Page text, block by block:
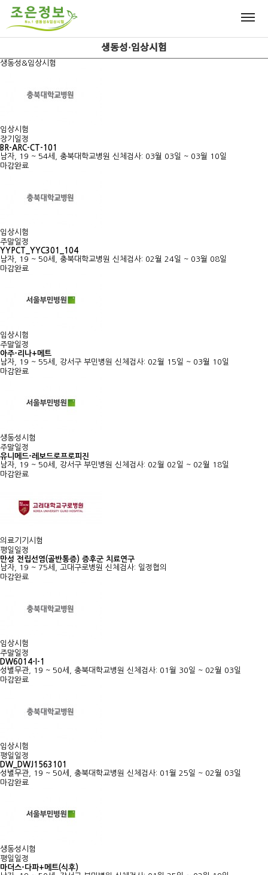
생동성·임상시험
생동성&임상시험
임상시험
장기일정
BR-ARC-CT-101
남자, 19 ~ 54세, 충북대학교병원 신체검사: 03월 03일 ~ 03월 10일
마감완료
임상시험
주말일정
YYPCT_YYC301_104
남자, 19 ~ 50세, 충북대학교병원 신체검사: 02월 24일 ~ 03월 08일
마감완료
임상시험
주말일정
아주-리나+메트
남자, 19 ~ 55세, 강서구 부민병원 신체검사: 02월 15일 ~ 03월 10일
마감완료
생동성시험
주말일정
유니메드-레보드로프로피진
남자, 19 ~ 50세, 강서구 부민병원 신체검사: 02월 02일 ~ 02월 18일
마감완료
의료기기시험
평일일정
만성 전립선염(골반통증) 증후군 치료연구
남자, 19 ~ 75세, 고대구로병원 신체검사: 일정협의
마감완료
임상시험
주말일정
DW6014-I-1
성별무관, 19 ~ 50세, 충북대학교병원 신체검사: 01월 30일 ~ 02월 03일
마감완료
임상시험
평일일정
DW_DWJ1563101
성별무관, 19 ~ 50세, 충북대학교병원 신체검사: 01월 25일 ~ 02월 03일
마감완료
생동성시험
평일일정
마더스-다파+메트(식후)